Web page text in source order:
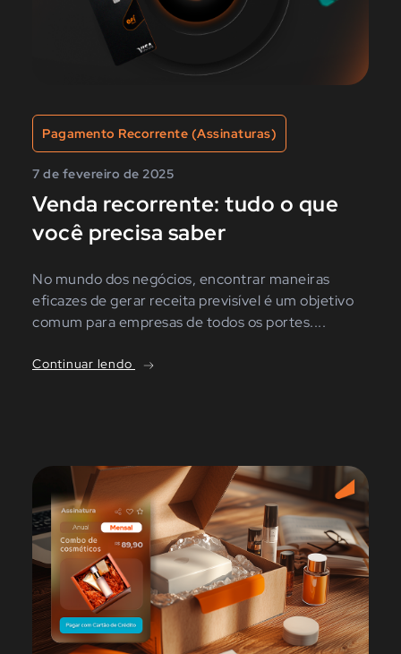
Pagamento Recorrente (Assinaturas)
7 de fevereiro de 2025
Venda recorrente: tudo o que
você precisa saber
No mundo dos negócios, encontrar maneiras
eficazes de gerar receita previsível é um objetivo
comum para empresas de todos os portes....
Continuar lendo